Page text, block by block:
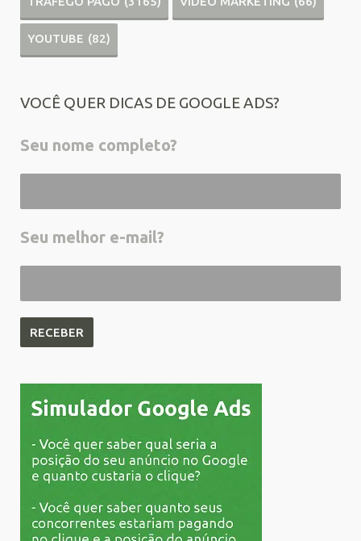
YOUTUBE (82)
VOCÊ QUER DICAS DE GOOGLE ADS?
Seu nome completo?
Seu melhor e-mail?